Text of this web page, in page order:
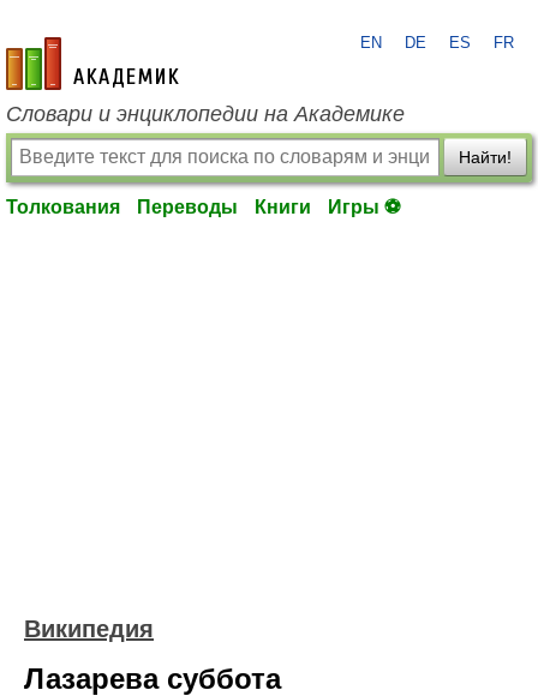
academic.ru
EN DE ES FR
Словари и энциклопедии на Академике
Найти!
Толкования Переводы Книги Игры ⚽
Википедия
Лазарева суббота